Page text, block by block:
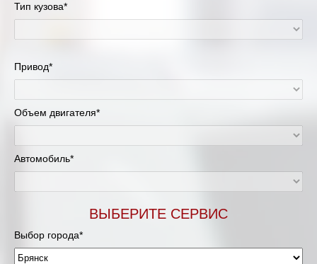
Тип кузова*
Привод*
Объем двигателя*
Автомобиль*
ВЫБЕРИТЕ СЕРВИС
Выбор города*